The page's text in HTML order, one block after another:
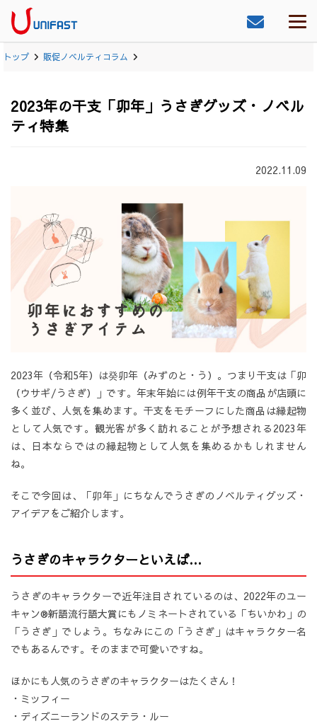
トップ 販促ノベルティコラム
2023年の干支「卯年」うさぎグッズ・ノベル
ティ特集
2022.11.09
2023年（令和5年）は癸卯年（みずのと・う）。つまり干支は「卯
（ウサギ/うさぎ）」です。年末年始には例年干支の商品が店頭に
多く並び、人気を集めます。干支をモチーフにした商品は縁起物
として人気です。観光客が多く訪れることが予想される2023年
は、日本ならではの縁起物として人気を集めるかもしれません
ね。
そこで今回は、「卯年」にちなんでうさぎのノベルティグッズ・
アイデアをご紹介します。
うさぎのキャラクターといえば…
うさぎのキャラクターで近年注目されているのは、2022年のユー
キャン®新語流行語大賞にもノミネートされている「ちいかわ」の
「うさぎ」でしょう。ちなみにこの「うさぎ」はキャラクター名
でもあるんです。そのままで可愛いですね。
ほかにも人気のうさぎのキャラクターはたくさん！
・ミッフィー
・ディズニーランドのステラ・ルー